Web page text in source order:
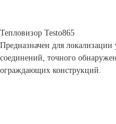
Тепловизор Testo865
Предназначен для
соединений, точного
ограждающих конструкций.